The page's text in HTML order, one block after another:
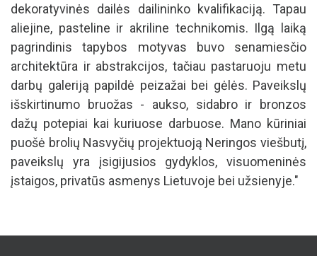
dekoratyvinės dailės dailininko kvalifikaciją. Tapau
aliejine, pasteline ir akriline technikomis. Ilgą laiką
pagrindinis tapybos motyvas buvo senamiesčio
architektūra ir abstrakcijos, tačiau pastaruoju metu
darbų galeriją papildė peizažai bei gėlės. Paveikslų
išskirtinumo bruožas - aukso, sidabro ir bronzos
dažų potepiai kai kuriuose darbuose. Mano kūriniai
puošė brolių Nasvyčių projektuoją Neringos viešbutį,
paveikslų yra įsigijusios gydyklos, visuomeninės
įstaigos, privatūs asmenys Lietuvoje bei užsienyje."